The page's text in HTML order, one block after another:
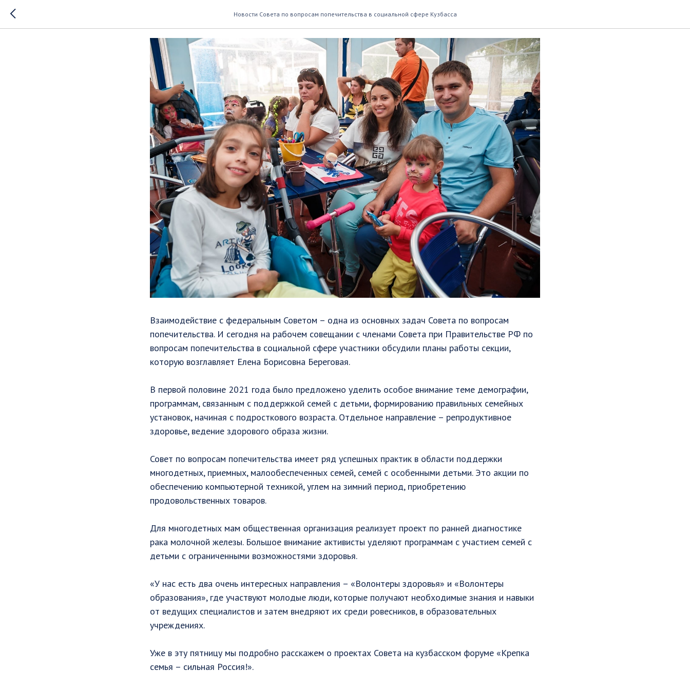
Новости Совета по вопросам попечительства в социальной сфере Кузбасса
Внимание на семью
Взаимодействие с федеральным Советом – одна из основных задач Совета по вопросам
попечительства. И сегодня на рабочем совещании с членами Совета при Правительстве РФ по
вопросам попечительства в социальной сфере участники обсудили планы работы секции,
которую возглавляет Елена Борисовна Береговая.
В первой половине 2021 года было предложено уделить особое внимание теме демографии,
программам, связанным с поддержкой семей с детьми, формированию правильных семейных
установок, начиная с подросткового возраста. Отдельное направление – репродуктивное
здоровье, ведение здорового образа жизни.
Совет по вопросам попечительства имеет ряд успешных практик в области поддержки
многодетных, приемных, малообеспеченных семей, семей с особенными детьми. Это акции по
обеспечению компьютерной техникой, углем на зимний период, приобретению
продовольственных товаров.
Для многодетных мам общественная организация реализует проект по ранней диагностике
рака молочной железы. Большое внимание активисты уделяют программам с участием семей с
детьми с ограниченными возможностями здоровья.
«У нас есть два очень интересных направления – «Волонтеры здоровья» и «Волонтеры
образования», где участвуют молодые люди, которые получают необходимые знания и навыки
от ведущих специалистов и затем внедряют их среди ровесников, в образовательных
учреждениях.
Уже в эту пятницу мы подробно расскажем о проектах Совета на кузбасском форуме «Крепка
семья – сильная Россия!».